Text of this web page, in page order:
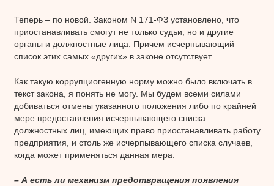
Теперь – по новой. Законом N 171-ФЗ установлено, что
приостанавливать смогут не только судьи, но и другие
органы и должностные лица. Причем исчерпывающий
список этих самых «других» в законе отсутствует.
Как такую коррупциогенную норму можно было включать в
текст закона, я понять не могу. Мы будем всеми силами
добиваться отмены указанного положения либо по крайней
мере предоставления исчерпывающего списка
должностных лиц, имеющих право приостанавливать работу
предприятия, и столь же исчерпывающего списка случаев,
когда может применяться данная мера.
– А есть ли механизм предотвращения появления